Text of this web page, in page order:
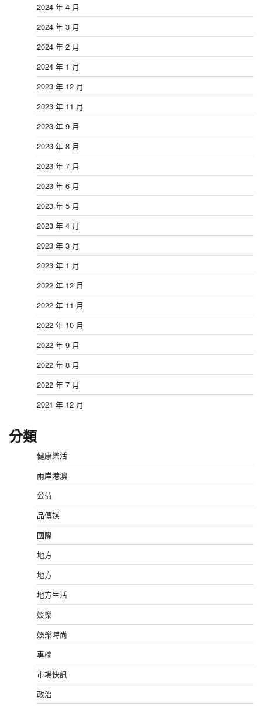
2024 年 4 月
2024 年 3 月
2024 年 2 月
2024 年 1 月
2023 年 12 月
2023 年 11 月
2023 年 9 月
2023 年 8 月
2023 年 7 月
2023 年 6 月
2023 年 5 月
2023 年 4 月
2023 年 3 月
2023 年 1 月
2022 年 12 月
2022 年 11 月
2022 年 10 月
2022 年 9 月
2022 年 8 月
2022 年 7 月
2021 年 12 月
分類
健康樂活
兩岸港澳
公益
品傳媒
國際
地方
地方
地方生活
娛樂
娛樂時尚
專欄
市場快訊
政治